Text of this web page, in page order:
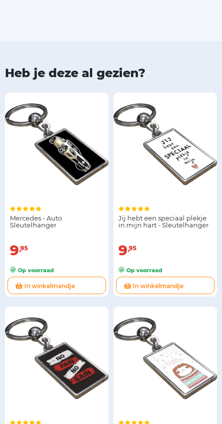
Heb je deze al gezien?
Mercedes - Auto
Sleutelhanger
9 95
Op voorraad
In winkelmandje
Jij hebt een speciaal plekje
in mijn hart - Sleutelhanger
9 95
Op voorraad
In winkelmandje